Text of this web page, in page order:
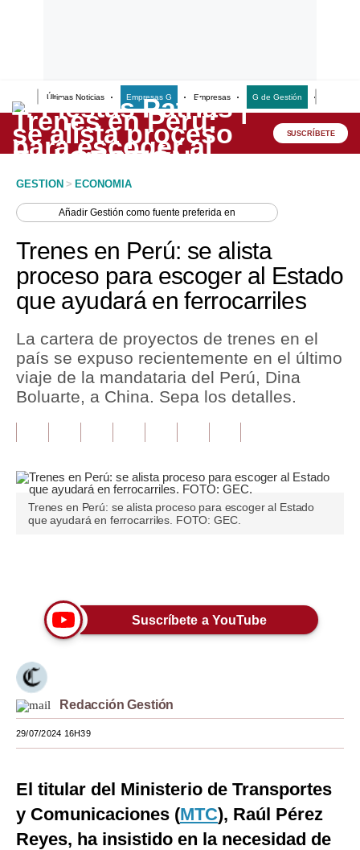
Últimas Noticias Empresas G Empresas G de Gestión
Lo último
Peru Quiosco
Economía
Mercados
Política
Tu Dinero
Finanzas Personales
Plus G
Opinión
Blogs
Lujo
Viajes
Mundo
EEUU
SUSCRÍBETE
GESTION > ECONOMIA
AñadirGestión como fuente preferida en
Trenes en Perú: se alista
proceso para escoger al Estado
que ayudará en ferrocarriles
La cartera de proyectos de trenes en el
país se expuso recientemente en el último
viaje de la mandataria del Perú, Dina
Boluarte, a China. Sepa los detalles.
Trenes en Perú: se alista proceso para escoger al Estado
que ayudará en ferrocarriles. FOTO: GEC.
Suscríbete a YouTube
Redacción Gestión
29/07/2024 16H39
El titular del Ministerio de Transportes
y Comunicaciones (MTC), Raúl Pérez
Reyes, ha insistido en la necesidad de